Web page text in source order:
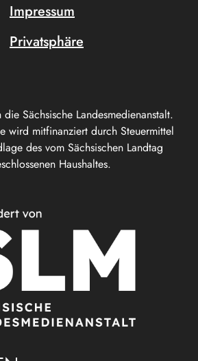
Sächsische Landesmedienanstalt.
wird mitfinanziert durch Steuermittel
des vom Sächsischen Landtag
Haushaltes.
Impressum
Privatsphäre